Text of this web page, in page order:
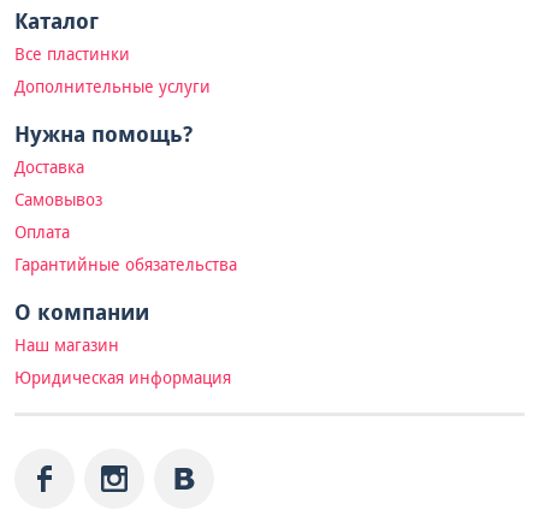
Каталог
Все пластинки
Дополнительные услуги
Нужна помощь?
Доставка
Самовывоз
Оплата
Гарантийные обязательства
О компании
Наш магазин
Юридическая информация